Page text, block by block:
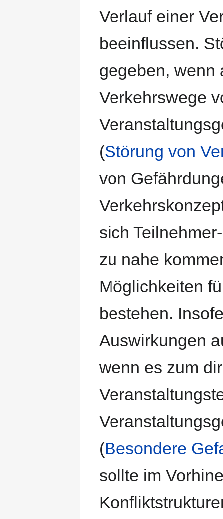
Verlauf einer
beeinflussen.
gegeben, wenn
Verkehrswege
(Störung von
von
sich
zu nahe
Möglichkeiten
bestehen.
Auswirkungen
wenn es zum
(Besondere
sollte im